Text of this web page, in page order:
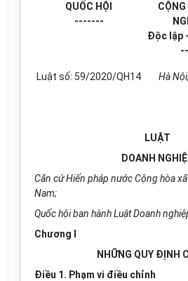
QUỐC HỘI
-------
Độc lập
Luật số: 59/2020/QH14
Hà
LUẬT
DOANH
Căn cứ Hiến pháp nước Cộng hòa
Nam;
Quốc hội ban hành Luật Doanh
Chương I
NHỮNG QUY ĐỊNH
Điều 1. Phạm vi điều chỉnh